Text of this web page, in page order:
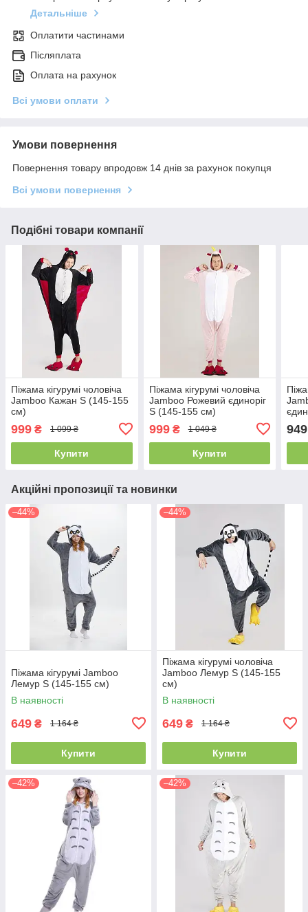
Детальніше
Оплатити частинами
Післяплата
Оплата на рахунок
Всі умови оплати
Умови повернення
Повернення товару впродовж 14 днів за рахунок покупця
Всі умови повернення
Подібні товари компанії
Піжама кігурумі чоловіча
Jamboo Кажан S (145-155
см)
999 ₴ 1 099 ₴
Купити
Піжама кігурумі чоловіча
Jamboo Рожевий єдиноріг
S (145-155 см)
999₴ 1 049 ₴
Купити
949
Акційні пропозиції та новинки
–44%
Піжама кігурумі Jamboo
Лемур S (145-155 см)
В наявності
649 ₴ 1 164 ₴
Купити
–44%
Піжама кігурумі чоловіча
Jamboo Лемур S (145-155
см)
В наявності
649 ₴ 1 164 ₴
Купити
–42% –42%